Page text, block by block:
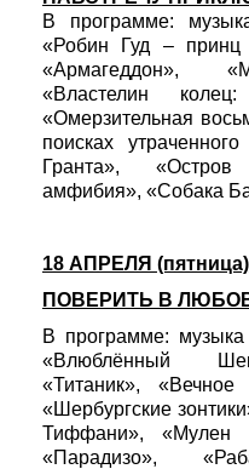
В программе:
«Робин Гуд – принц
«Армагеддон»,
«Властелин
«Омерзительная
поисках
Гранта»,
амфибия», «Собака
18 АПРЕЛЯ (пятница)
ПОВЕРИТЬ В
В программе:
«Влюблённый
«Титаник», «Вечное
«Шербургские
Тиффани», «Мулен
«Парадизо»,